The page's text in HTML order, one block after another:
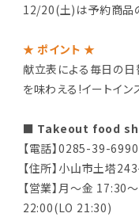
12/20(土)は予約商品
★ ポイント ★
献立表による毎日の
を味わえる!イートイン
■ Takeout food
【電話】0285-39-6990
【住所】小山市土塔
【営業】月～金 17:30
22:00(LO 21:30)